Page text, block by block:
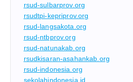
rsud-sulbarprov.org
rsudtpi-kepriprov.org
rsud-langsakota.org
rsud-ntbprov.org
rsud-natunakab.org
rsudkisaran-asahankab.org
rsud-indonesia.org
sekolahindonesia.id